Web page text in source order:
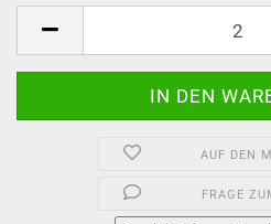
AUF DEN
FRAGE